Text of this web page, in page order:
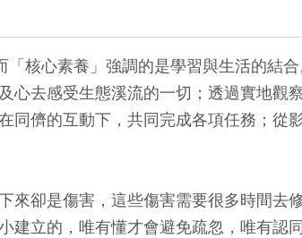
心素養」強調的是學習與生活的結合
心去感受生態溪流的一切；透過實地
儕的互動下，共同完成各項任務；從
是傷害，這些傷害需要很多時間去
建立的，唯有懂才會避免疏忽，唯有